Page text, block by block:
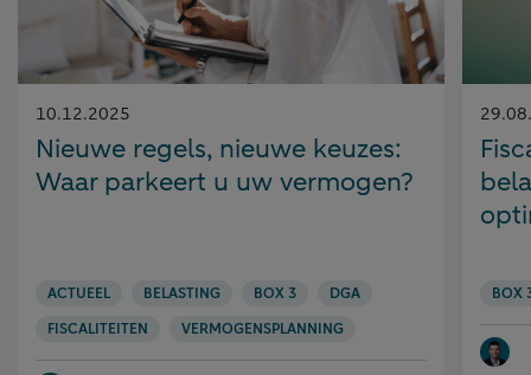
Gepubliceerd
op:
10.12.2025
Nieuwe regels, nieuwe keuzes:
Waar parkeert u uw vermogen?
ACTUEEL BELASTING BOX 3
DGA
FISCALITEITEN
VERMOGENSPLANNING
op:
BOX